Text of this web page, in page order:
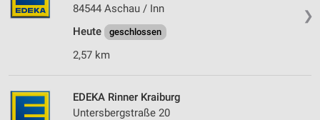
❯
84544 Aschau / Inn
Heute
geschlossen
2,57 km
EDEKA Rinner Kraiburg
Untersbergstraße 20
Geräte anhand von aktiv angeforderten
Informationen identifizieren
Nicht-IAB-Verarbeitungszwecke:
Performance